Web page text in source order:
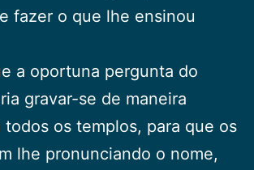
fazer o que lhe ensinou
a oportuna pergunta do
gravar-se de maneira
os templos, para que os
lhe pronunciando o nome,